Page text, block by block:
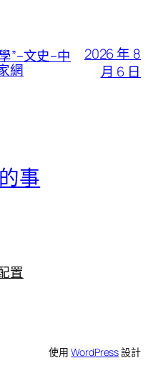
”–文史–中
網
2026 年 8
月 6 日
事
置
使用WordPress設計